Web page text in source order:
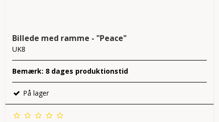
Billede med ramme - "Peace"
UK8
Bemærk: 8 dages produktionstid
På lager